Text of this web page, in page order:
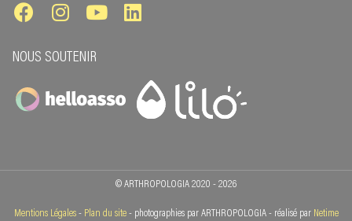
NOUS SOUTENIR
© ARTHROPOLOGIA 2020 - 2026
Mentions Légales- Plan du site- photographies par ARTHROPOLOGIA - réalisé par Netime